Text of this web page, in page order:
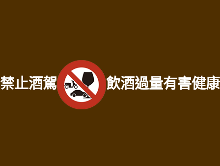
苗栗縣造橋鄉老酒收購、苗栗縣頭屋鄉老酒收購、苗栗縣公館鄉老酒收購、苗栗
縣大湖鄉老酒收購、苗栗縣泰安鄉老酒收購、苗栗縣銅鑼鄉老酒收購、苗栗縣三
義鄉老酒收購、苗栗縣西湖鄉老酒收購、苗栗縣卓蘭鎮老酒收購
禁止酒駕 飲酒過量有害健康